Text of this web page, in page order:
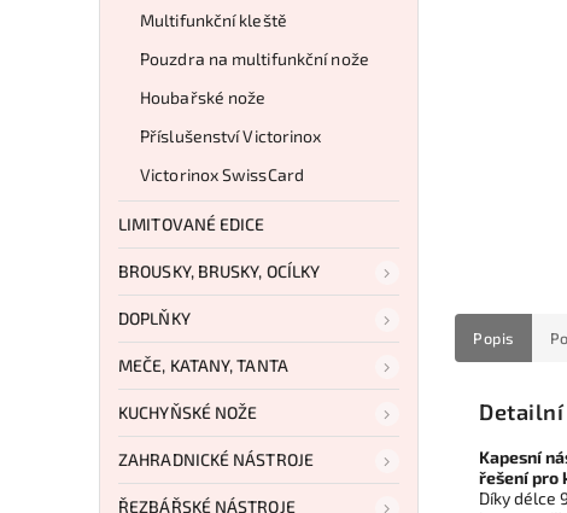
Multifunkční kleště
Pouzdra na multifunkční nože
Houbařské nože
Příslušenství Victorinox
Victorinox SwissCard
LIMITOVANÉ EDICE
BROUSKY, BRUSKY, OCÍLKY
DOPLŇKY
MEČE, KATANY, TANTA
KUCHYŇSKÉ NOŽE
ZAHRADNICKÉ NÁSTROJE
ŘEZBÁŘSKÉ NÁSTROJE
Popis
Kapesní
řešení pro
Díky délce